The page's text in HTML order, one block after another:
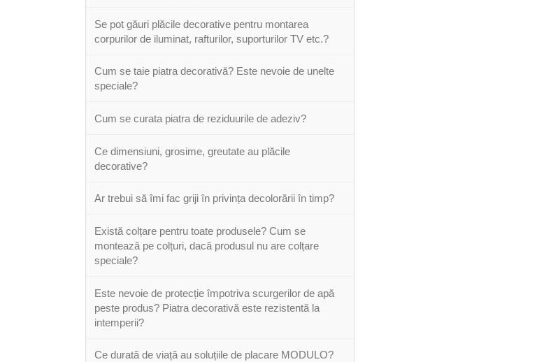
Se pot găuri plăcile decorative pentru montarea
corpurilor de iluminat, rafturilor, suporturilor TV etc.?
Cum se taie piatra decorativă? Este nevoie de unelte
speciale?
Cum se curata piatra de reziduurile de adeziv?
Ce dimensiuni, grosime, greutate au plăcile
decorative?
Ar trebui să îmi fac griji în privința decolorării în timp?
Există colțare pentru toate produsele? Cum se
montează pe colțuri, dacă produsul nu are colțare
speciale?
Este nevoie de protecție împotriva scurgerilor de apă
peste produs? Piatra decorativă este rezistentă la
intemperii?
Ce durată de viață au soluțiile de placare MODULO?